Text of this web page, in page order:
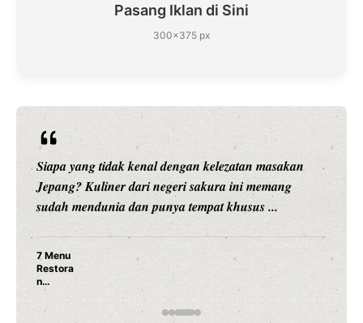
Pasang Iklan di Sini
300×375 px
Siapa yang tidak kenal dengan kelezatan masakan
Jepang? Kuliner dari negeri sakura ini memang
sudah mendunia dan punya tempat khusus ...
7 Menu
Restora
n
Jepang